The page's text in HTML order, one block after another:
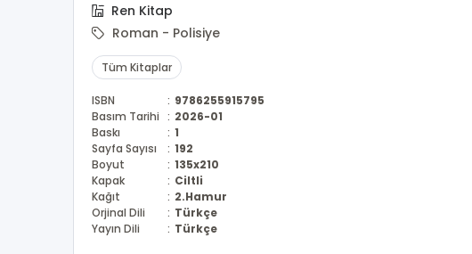
Ren Kitap
Roman - Polisiye
Tüm Kitaplar
ISBN : 9786255915795
Basım Tarihi : 2026-01
Baskı
: 1
Sayfa Sayısı
: 192
Boyut
: 135x210
Kapak
: Ciltli
Kağıt
: 2.Hamur
Orjinal Dili
: Türkçe
Yayın Dili
: Türkçe